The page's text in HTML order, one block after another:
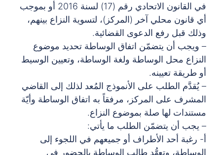
في القانون الاتحادي رقم (17) لسنة 2016 أو بموجب
أي قانون محلي آخر (المركز)، لتسوية النزاع بينهم،
وذلك قبل رفع الدعوى القضائية.
– ويجب أن يتضمّن اتفاق الوساطة تحديد موضوع
النزاع محل الوساطة ولغة الوساطة، وتعيين الوسيط
أو طريقة تعيينه.
– يُقدَّم الطلب على الأنموذج المُعد لذلك إلى القاضي
المشرف على المركز، مرفقاً به اتفاق الوساطة وأيّة
مستندات لها صلة بموضوع النزاع.
– يجب أن يتضمّن الطلب ما يأتي:
أ- رغبة أحد الأطراف أو جميعهم في اللجوء إلى
الوساطة، وتعهُّد طالب الوساطة بالحضور في